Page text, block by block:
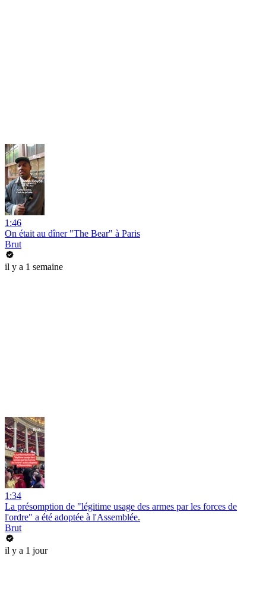
1:46
On était au dîner "The Bear" à Paris
Brut
il y a 1 semaine
1:34
La présomption de "légitime usage des armes par les forces de
l'ordre" a été adoptée à l'Assemblée.
Brut
il y a 1 jour